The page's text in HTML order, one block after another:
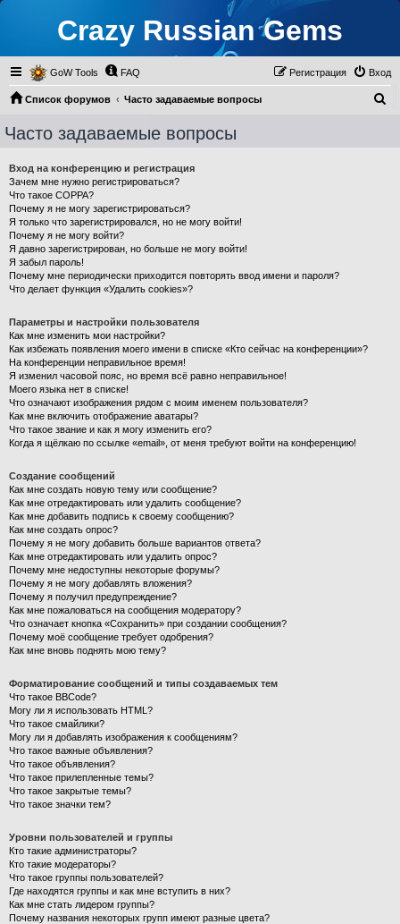
Crazy Russian Gems
GoW Tools FAQ Вход
Регистрация
Список форумов Часто задаваемые вопросы
Часто задаваемые вопросы
Вход на конференцию и регистрация
Зачем мне нужно регистрироваться?
Что такое COPPA?
Почему я не могу зарегистрироваться?
Я только что зарегистрировался, но не могу войти!
Почему я не могу войти?
Я давно зарегистрирован, но больше не могу войти!
Я забыл пароль!
Почему мне периодически приходится повторять ввод имени и пароля?
Что делает функция «Удалить cookies»?
Параметры и настройки пользователя
Как мне изменить мои настройки?
Как избежать появления моего имени в списке «Кто сейчас на конференции»?
На конференции неправильное время!
Я изменил часовой пояс, но время всё равно неправильное!
Моего языка нет в списке!
Что означают изображения рядом с моим именем пользователя?
Как мне включить отображение аватары?
Что такое звание и как я могу изменить его?
Когда я щёлкаю по ссылке «email», от меня требуют войти на конференцию!
Создание сообщений
Как мне создать новую тему или сообщение?
Как мне отредактировать или удалить сообщение?
Как мне добавить подпись к своему сообщению?
Как мне создать опрос?
Почему я не могу добавить больше вариантов ответа?
Как мне отредактировать или удалить опрос?
Почему мне недоступны некоторые форумы?
Почему я не могу добавлять вложения?
Почему я получил предупреждение?
Как мне пожаловаться на сообщения модератору?
Что означает кнопка «Сохранить» при создании сообщения?
Почему моё сообщение требует одобрения?
Как мне вновь поднять мою тему?
Форматирование сообщений и типы создаваемых тем
Что такое BBCode?
Могу ли я использовать HTML?
Что такое смайлики?
Могу ли я добавлять изображения к сообщениям?
Что такое важные объявления?
Что такое объявления?
Что такое прилепленные темы?
Что такое закрытые темы?
Что такое значки тем?
Уровни пользователей и группы
Кто такие администраторы?
Кто такие модераторы?
Что такое группы пользователей?
Где находятся группы и как мне вступить в них?
Как мне стать лидером группы?
Почему названия некоторых групп имеют разные цвета?